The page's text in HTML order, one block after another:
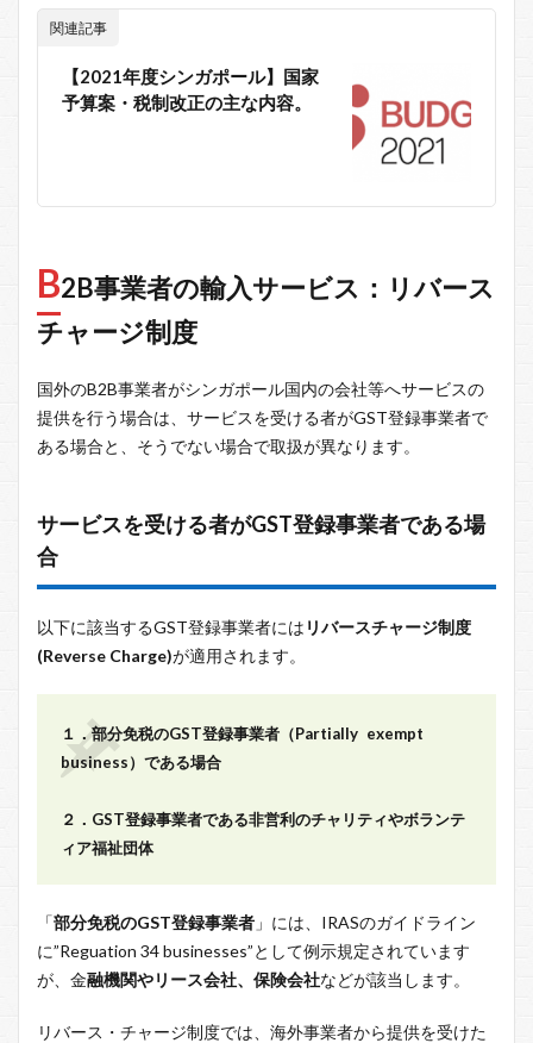
関連記事
【2021年度シンガポール】国家
予算案・税制改正の主な内容。
B2B事業者の輸入サービス：リバース
チャージ制度
国外のB2B事業者がシンガポール国内の会社等へサービスの
提供を行う場合は、サービスを受ける者がGST登録事業者で
ある場合と、そうでない場合で取扱が異なります。
サービスを受ける者がGST登録事業者である場
合
以下に該当するGST登録事業者には リバースチャージ制度
(Reverse Charge)が適用されます。
１．部分免税のGST登録事業者（Partially exempt
business）である場合
２．GST登録事業者である非営利のチャリティやボランテ
ィア福祉団体
「部分免税のGST登録事業者 」には、IRASのガイドライン
に”Reguation 34 businesses”として例示規定されています
が、金融機関やリース会社、保険会社などが該当します。
リバース・チャージ制度では、海外事業者から提供を受けた